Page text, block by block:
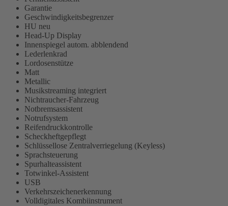
Garantie
Geschwindigkeitsbegrenzer
HU neu
Head-Up Display
Innenspiegel autom. abblendend
Lederlenkrad
Lordosenstütze
Matt
Metallic
Musikstreaming integriert
Nichtraucher-Fahrzeug
Notbremsassistent
Notrufsystem
Reifendruckkontrolle
Scheckheftgepflegt
Schlüssellose Zentralverriegelung (Keyless)
Sprachsteuerung
Spurhalteassistent
Totwinkel-Assistent
USB
Verkehrszeichenerkennung
Volldigitales Kombiinstrument